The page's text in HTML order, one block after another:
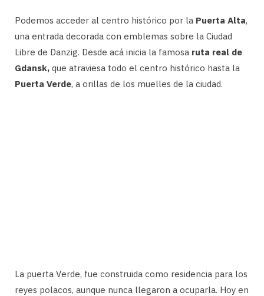
Podemos acceder al centro histórico por la Puerta Alta,
una entrada decorada con emblemas sobre la Ciudad
Libre de Danzig. Desde acá inicia la famosa ruta real de
Gdansk, que atraviesa todo el centro histórico hasta la
Puerta Verde, a orillas de los muelles de la ciudad.
La puerta Verde, fue construida como residencia para los
reyes polacos, aunque nunca llegaron a ocuparla. Hoy en